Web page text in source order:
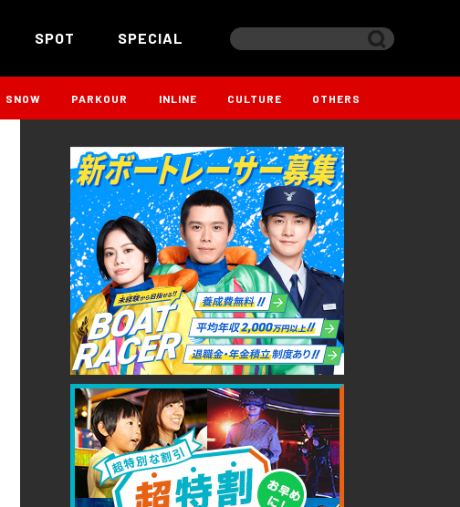
SPOT SPECIAL
SNOW PARKOUR INLINE CULTURE OTHERS